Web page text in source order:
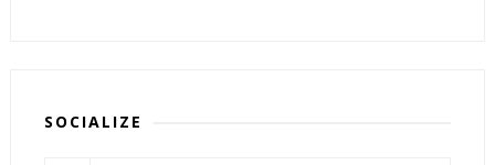
SOCIALIZE